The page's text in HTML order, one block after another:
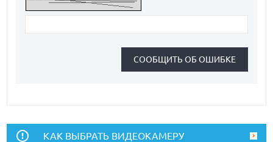
КАК ВЫБРАТЬ ВИДЕОКАМЕРУ